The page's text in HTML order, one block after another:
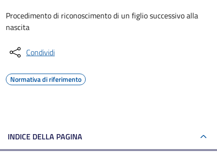
Procedimento di riconoscimento di un figlio successivo alla
nascita
Condividi
Normativa di riferimento
INDICE DELLA PAGINA